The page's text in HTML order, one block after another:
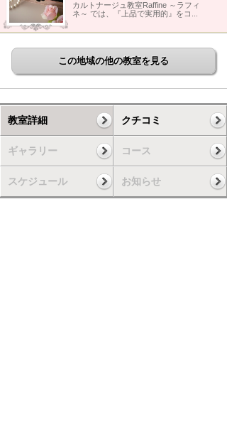
カルトナージュ教室Raffine ～ラフィ
ネ～ では、『上品で実用的』をコ...
この地域の他の教室を見る
教室詳細 クチコミ
ギャラリー コース
スケジュール お知らせ